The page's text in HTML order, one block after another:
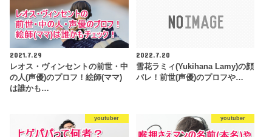
2021.7.29
レオス・ヴィンセントの前世・中
の人(声優)のプロフ！絵師(ママ)
は誰かも…
2022.7.20
雪花ラミィ(Yukihana Lamy)の顔
バレ！前世(声優)のプロフや…
youtuber youtuber